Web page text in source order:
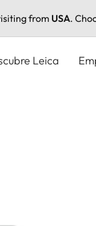
from USA.
Leica